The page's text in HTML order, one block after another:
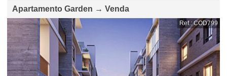
Apartamento Garden → Venda
Ref.: COD799